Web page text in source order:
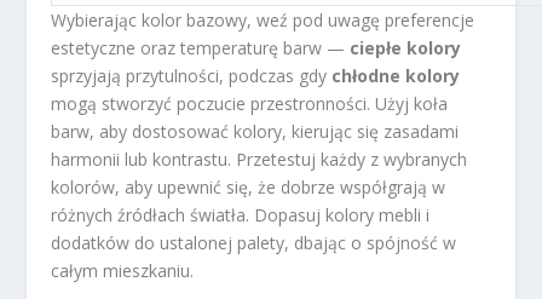
Wybierając kolor bazowy, weź pod uwagę preferencje
estetyczne oraz temperaturę barw — ciepłe kolory
sprzyjają przytulności, podczas gdy chłodne kolory
mogą stworzyć poczucie przestronności. Użyj koła
barw, aby dostosować kolory, kierując się zasadami
harmonii lub kontrastu. Przetestuj każdy z wybranych
kolorów, aby upewnić się, że dobrze współgrają w
różnych źródłach światła. Dopasuj kolory mebli i
dodatków do ustalonej palety, dbając o spójność w
całym mieszkaniu.